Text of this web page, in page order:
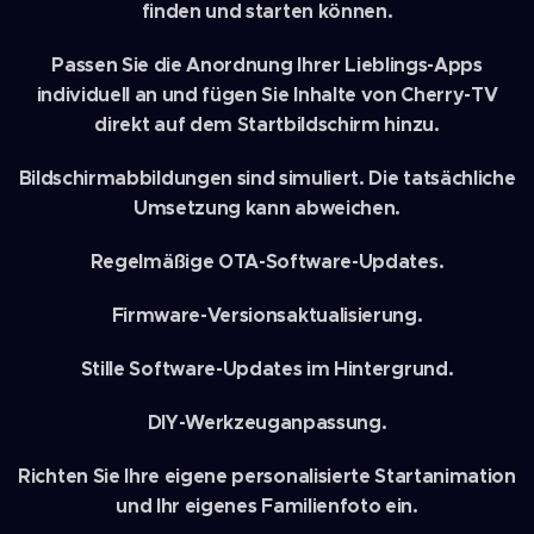
finden und starten können.
Passen Sie die Anordnung Ihrer Lieblings-Apps
individuell an und fügen Sie Inhalte von Cherry-TV
direkt auf dem Startbildschirm hinzu.
Bildschirmabbildungen sind simuliert. Die tatsächliche
Umsetzung kann abweichen.
Regelmäßige OTA-Software-Updates.
Firmware-Versionsaktualisierung.
Stille Software-Updates im Hintergrund.
DIY-Werkzeuganpassung.
Richten Sie Ihre eigene personalisierte Startanimation
und Ihr eigenes Familienfoto ein.